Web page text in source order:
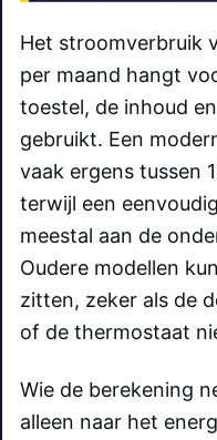
Het stroomverbruik
per maand hangt
toestel, de inhoud
gebruikt. Een
vaak ergens tussen
terwijl een
meestal aan de
Oudere modellen
zitten, zeker als de
of de thermostaat
Wie de berekening
alleen naar het